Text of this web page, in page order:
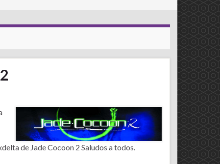
de Jade Cocoon 2 Saludos a todos.